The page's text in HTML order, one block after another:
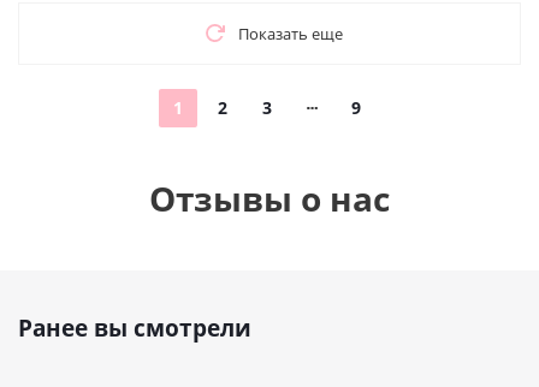
Показать еще
1 2 3 9
Отзывы о нас
Ранее вы смотрели